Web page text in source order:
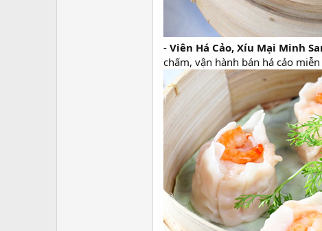
- Viên Há Cảo, Xíu Mại Minh
chấm, vận hành bán há cảo